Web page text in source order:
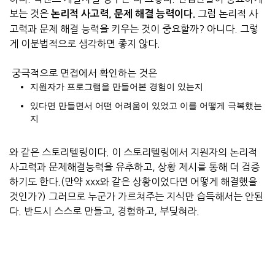
보는 것은 논리적 사고력, 문제 해결 능력이다.
그럼 논리적 사
고력과 문제 해결 능력을 키우는 것이 중요할까? 아니다. 그렇
게 이분법적으로 생각하면 좋지 않다.
궁극적으로 면접에서 확인하는 것은
지원자가 프로그램을 만들어본 경험이 있는지
있다면 만들면서 어떤 어려움이 있었고 이를 어떻게 극복했는
지
와 같은 스토리텔링이다. 이 스토리텔링에서 지원자의 논리적
사고력과 문제해결능력을 유추하고, 상황 제시를 통해 더 검증
하기도 한다.(만약 xxx와 같은 상황이었다면 어떻게 해결했을
것인가?) 그러므로 누군가 가르쳐주는 지식만 습득해서는 안된
다. 반드시 스스로 만들고, 경험하고, 부딪혀라.